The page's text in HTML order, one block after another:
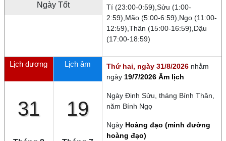
Ngày Tốt
Tí (23:00-0:59),Sửu (1:00-
2:59),Mão (5:00-6:59),Ngọ (11:00-
12:59),Thân (15:00-16:59),Dậu
(17:00-18:59)
Lịch dương
31
Lịch âm
19
Thứ hai, ngày 31/8/2026 nhằm
ngày 19/7/2026 Âm lịch
Ngày Đinh Sửu , tháng Bính Thân
năm Bính Ngọ
Ngày Hoàng đạo (minh đường
hoàng đạo)